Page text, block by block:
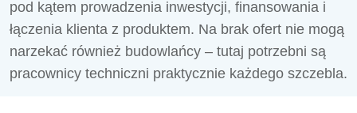
pod kątem prowadzenia inwestycji, finansowania i
łączenia klienta z produktem. Na brak ofert nie mogą
narzekać również budowlańcy – tutaj potrzebni są
pracownicy techniczni praktycznie każdego szczebla.